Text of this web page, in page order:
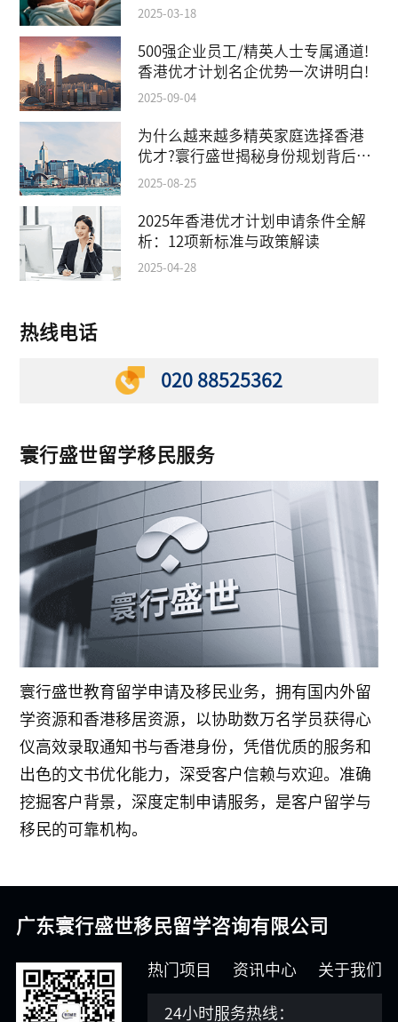
2025-03-18
500强企业员工/精英人士专属通道!
香港优才计划名企优势一次讲明白!
2025-09-04
为什么越来越多精英家庭选择香港
优才?寰行盛世揭秘身份规划背后的
教育红利
2025-08-25
2025年香港优才计划申请条件全解
析：12项新标准与政策解读
2025-04-28
热线电话
020 88525362
寰行盛世留学移民服务
寰行盛世教育留学申请及移民业务，拥有国内外留
学资源和香港移居资源，以协助数万名学员获得心
仪高效录取通知书与香港身份，凭借优质的服务和
出色的文书优化能力，深受客户信赖与欢迎。准确
挖掘客户背景，深度定制申请服务，是客户留学与
移民的可靠机构。
广东寰行盛世移民留学咨询有限公司
热门项目 资讯中心 关于我们
24小时服务热线：